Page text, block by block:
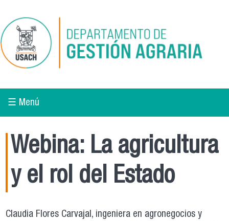
☰ Menú
Webina: La agricultura
y el rol del Estado
Claudia Flores Carvajal, ingeniera en agronegocios y